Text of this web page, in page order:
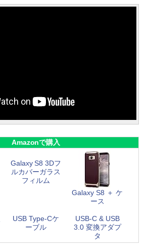
Amazonで購入
Galaxy S8 3Dフ
ルカバーガラス
フィルム
Galaxy S8 ＋ ケ
ース
USB Type-Cケ
ーブル
USB-C & USB
3.0 変換アダプ
タ